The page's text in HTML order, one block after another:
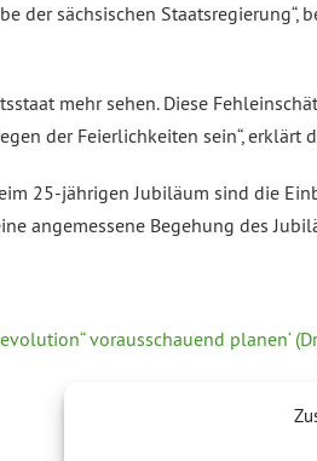
der sächsischen Staatsregierung“,
mehr sehen. Diese
der Feierlichkeiten sein“, erklärt
25-jährigen Jubiläum sind die
angemessene Begehung des
vorausschauend planen‘